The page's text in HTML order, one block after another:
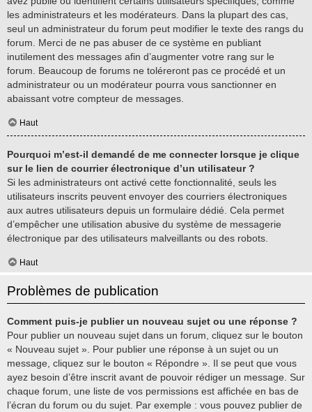
les administrateurs et les modérateurs. Dans la plupart des cas,
seul un administrateur du forum peut modifier le texte des rangs du
forum. Merci de ne pas abuser de ce système en publiant
inutilement des messages afin d’augmenter votre rang sur le
forum. Beaucoup de forums ne toléreront pas ce procédé et un
administrateur ou un modérateur pourra vous sanctionner en
abaissant votre compteur de messages.
Haut
Pourquoi m’est-il demandé de me connecter lorsque je clique
sur le lien de courrier électronique d’un utilisateur ?
Si les administrateurs ont activé cette fonctionnalité, seuls les
utilisateurs inscrits peuvent envoyer des courriers électroniques
aux autres utilisateurs depuis un formulaire dédié. Cela permet
d’empêcher une utilisation abusive du système de messagerie
électronique par des utilisateurs malveillants ou des robots.
Haut
Problèmes de publication
Comment puis-je publier un nouveau sujet ou une réponse ?
Pour publier un nouveau sujet dans un forum, cliquez sur le bouton
« Nouveau sujet ». Pour publier une réponse à un sujet ou un
message, cliquez sur le bouton « Répondre ». Il se peut que vous
ayez besoin d’être inscrit avant de pouvoir rédiger un message. Sur
chaque forum, une liste de vos permissions est affichée en bas de
l’écran du forum ou du sujet. Par exemple : vous pouvez publier de